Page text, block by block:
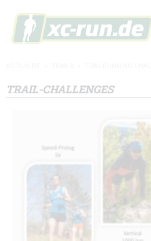
TRAIL-CHALLENGES